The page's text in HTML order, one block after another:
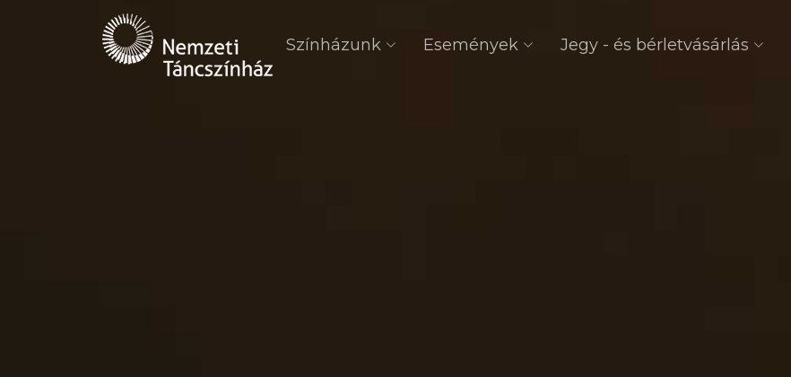
Színházunk Események Jegy - és bérletvásárlás